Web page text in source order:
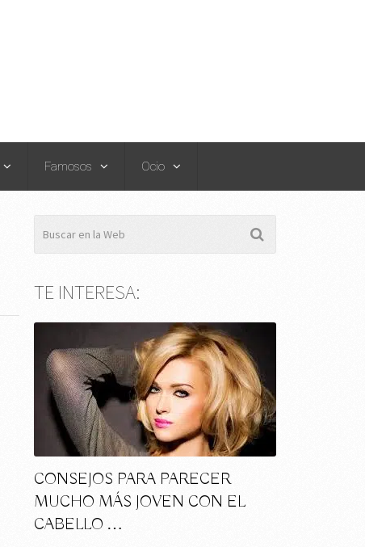
Famosos Ocio
TE INTERESA:
CONSEJOS PARA PARECER
MUCHO MÁS JOVEN CON EL
CABELLO …